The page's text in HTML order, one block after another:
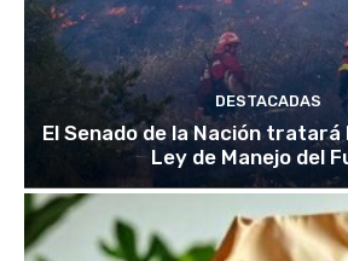
DESTACADAS
El Senado de la Nación tratará
Ley de Manejo del